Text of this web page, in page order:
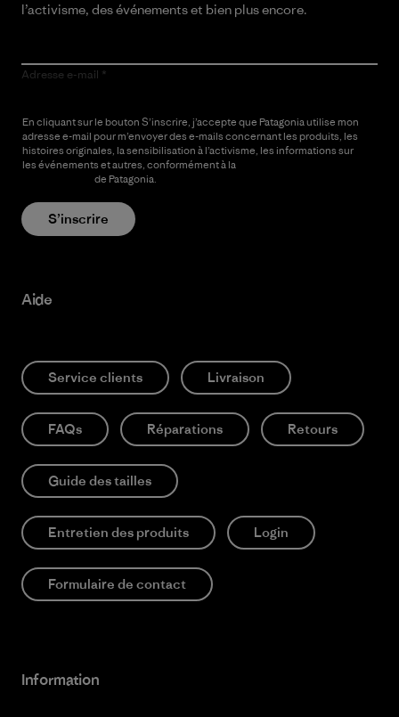
l’activisme, des événements et bien plus encore.
Adresse e-mail
En cliquant sur le bouton S’inscrire, j’accepte que Patagonia utilise mon
adresse e-mail pour m’envoyer des e-mails concernant les produits, les
histoires originales, la sensibilisation à l’activisme, les informations sur
les événements et autres, conformément à la
de Patagonia.
S’inscrire
Aide
Service clients Livraison
FAQs Réparations Retours
Guide des tailles
Entretien des produits Login
Formulaire de contact
Information